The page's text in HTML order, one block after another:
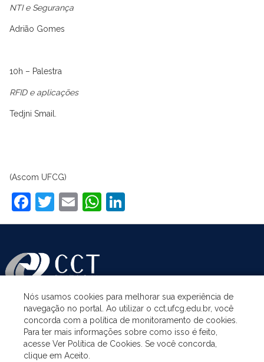
NTI e Segurança
Adrião Gomes
10h – Palestra
RFID e aplicações
Tedjni Smail.
(Ascom UFCG)
Facebook
Twitter
EmailWhatsApp
ASSUNTOS
ACESSO À INFORMAÇÃO
Nós usamos cookies para melhorar sua experiência de
navegação no portal. Ao utilizar o cct.ufcg.edu.br, você
concorda com a política de monitoramento de cookies.
Para ter mais informações sobre como isso é feito,
acesse Ver Política de Cookies. Se você concorda,
clique em Aceito.